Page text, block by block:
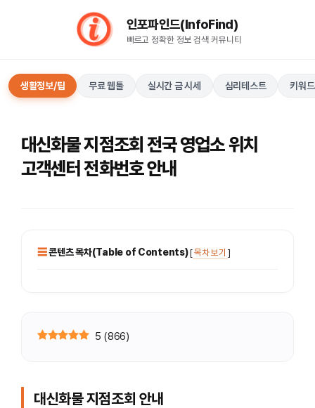
인포파인드(InfoFind)​​​​
빠르고 정확한 정보 검색 커뮤니티
생활정보/팁 무료 웹툴 실시간 금 시세 심리테스트 키워
대신화물 지점조회 전국 영업소 위치
고객센터 전화번호 안내
콘텐츠 목차(Table of Contents)[목차 보기 ]
5 (866)
대신화물 지점조회 안내